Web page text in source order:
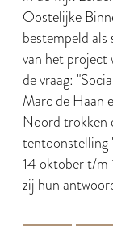
Oostelijke
bestempeld
van het project
de vraag:
Marc de Haan
Noord trokken
tentoonstelling
14 oktober t/m
zij hun